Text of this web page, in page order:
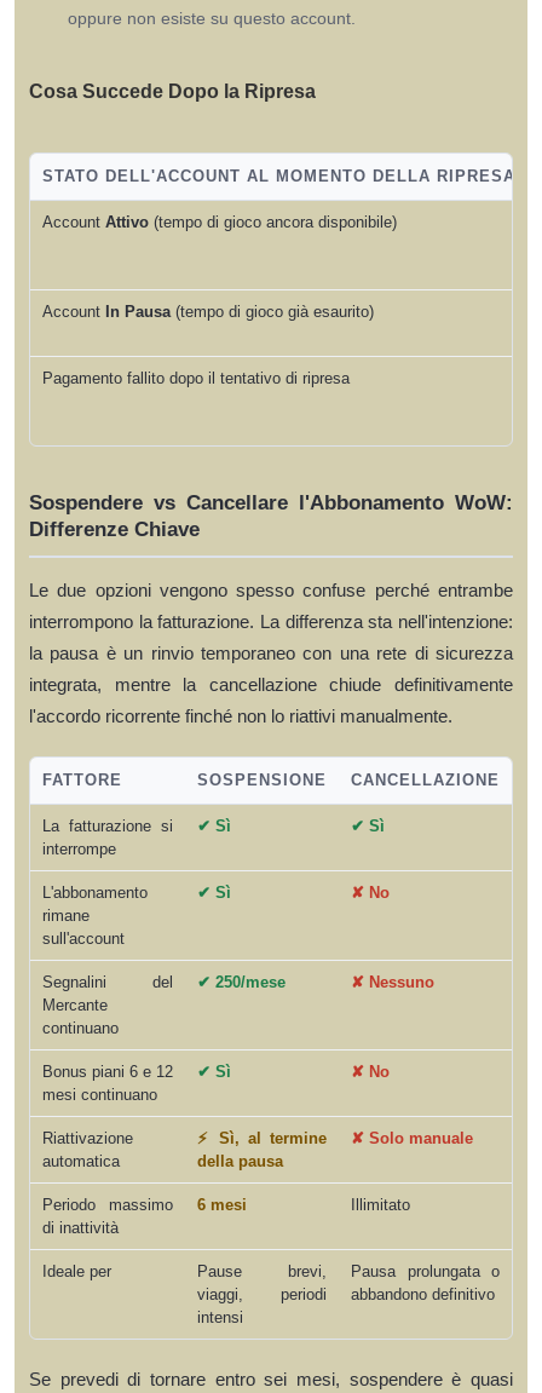
oppure non esiste su questo account.
Cosa Succede Dopo la Ripresa
STATO DELL'ACCOUNT AL MOMENTO DELLA RIPRESA
Account Attivo (tempo di gioco ancora disponibile)
Account In Pausa (tempo di gioco già esaurito)
Pagamento fallito dopo il tentativo di ripresa
Sospendere vs Cancellare l'Abbonamento WoW:
Differenze Chiave
Le due opzioni vengono spesso confuse perché entrambe
interrompono la fatturazione. La differenza sta nell'intenzione:
la pausa è un rinvio temporaneo con una rete di sicurezza
integrata, mentre la cancellazione chiude definitivamente
l'accordo ricorrente finché non lo riattivi manualmente.
FATTORE SOSPENSIONE CANCELLAZIONE
La fatturazione si
interrompe
✔ Sì ✔ Sì
L'abbonamento
rimane
sull'account
✔ Sì ✘ No
Segnalini del
Mercante
continuano
✔ 250/mese ✘ Nessuno
Bonus piani 6 e 12
mesi continuano
✔ Sì ✘ No
Riattivazione
automatica
⚡ Sì, al termine
della pausa
✘ Solo manuale
Periodo massimo
di inattività
6 mesi Illimitato
Ideale per
Pause brevi,
viaggi, periodi
intensi
Pausa prolungata o
abbandono definitivo
Se prevedi di tornare entro sei mesi, sospendere è quasi